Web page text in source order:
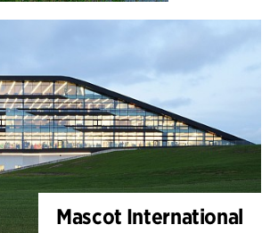
Mascot International